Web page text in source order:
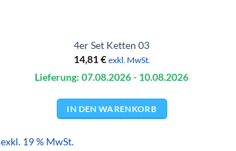
4er Set Ketten 03
14,81€ exkl. MwSt.
Lieferung: 07.08.2026- 10.08.2026
IN DEN WARENKORB
exkl. 19 % MwSt.